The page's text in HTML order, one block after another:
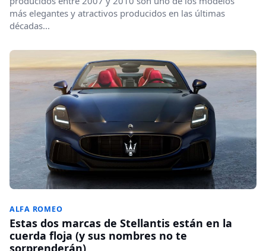
más elegantes y atractivos producidos en las últimas
décadas...
ALFA ROMEO
Estas dos marcas de Stellantis están en la
cuerda floja (y sus nombres no te
sorprenderán)